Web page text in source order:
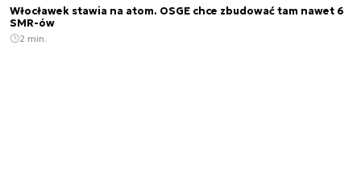
Włocławek stawia na atom. OSGE chce zbudować tam nawet 6
SMR-ów
2 min.